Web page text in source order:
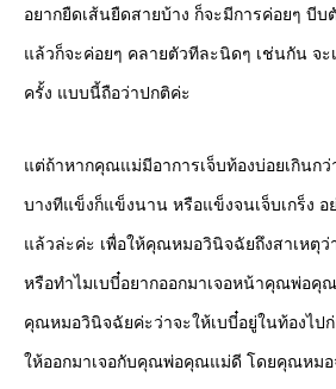
อยากยืดเส้นยืดสายบ้าง ก็จะมีการค่อยๆ บี
แล้วก็จะค่อยๆ คลายตัวทีละนิดๆ เช่นกัน จ
ครั้ง แบบนี้ถือว่าปกติค่ะ
แต่ถ้าหากคุณแม่มีอาการเจ็บท้องบ่อยเกินก
บางทีแข็งก็แข็งนาน หรือแข็งจนเจ็บเกร็ง
แล้วล่ะค่ะ เพื่อให้คุณหมอวินิจฉัยถึงสาเหตุ
หรือทำไมเบบี๋อยากออกมาเจอหน้าคุณพ่อคุ
คุณหมอวินิจฉัยค่ะว่าจะให้เบบี๋อยู่ในท้องไป
ให้ออกมาเจอกับคุณพ่อคุณแม่ดี โดยคุณหมอ